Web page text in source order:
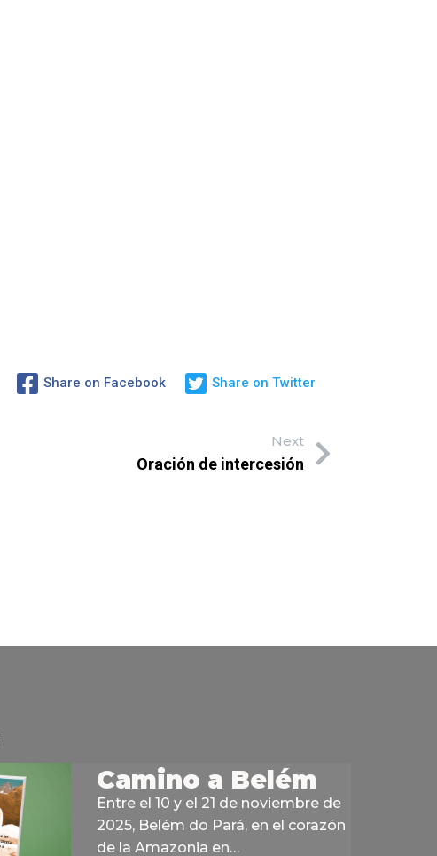
Share on Facebook Share on Twitter
Next
Oración de intercesión
Camino a Belém
Entre el 10 y el 21 de noviembre de
2025, Belém do Pará, en el corazón
de la Amazonia en…